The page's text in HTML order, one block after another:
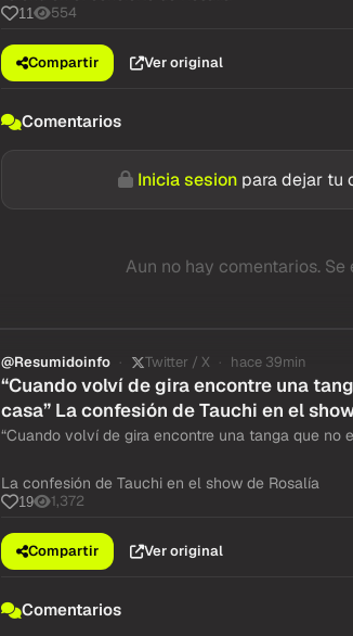
11 554
Compartir Ver original
Comentarios
Inicia sesion para dejar tu
Aun no hay comentarios. Se
@Resumidoinfo Twitter / X hace 39min
“Cuando volví de gira encontre una
casa” La confesión de Tauchi en el
“Cuando volví de gira encontre una tanga que no
La confesión de Tauchi en el show de Rosalía
19 1,372
Compartir Ver original
Comentarios